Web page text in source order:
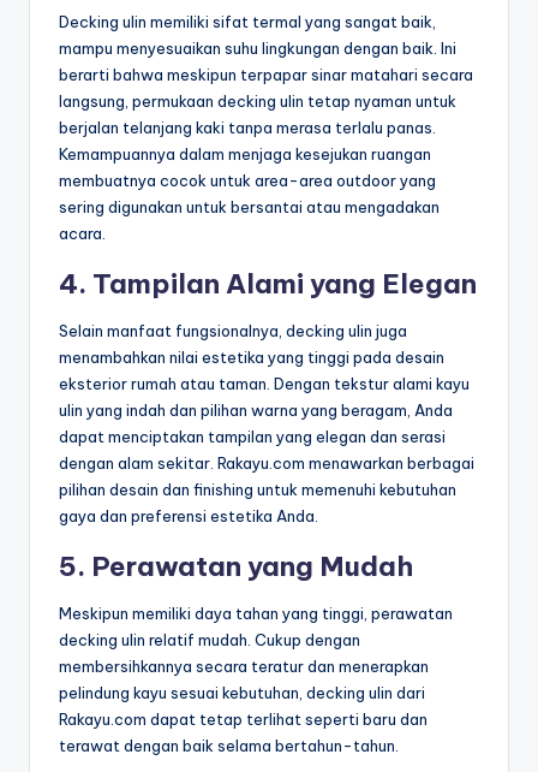
Decking ulin memiliki sifat termal yang sangat baik,
mampu menyesuaikan suhu lingkungan dengan baik. Ini
berarti bahwa meskipun terpapar sinar matahari secara
langsung, permukaan decking ulin tetap nyaman untuk
berjalan telanjang kaki tanpa merasa terlalu panas.
Kemampuannya dalam menjaga kesejukan ruangan
membuatnya cocok untuk area-area outdoor yang
sering digunakan untuk bersantai atau mengadakan
acara.
4. Tampilan Alami yang Elegan
Selain manfaat fungsionalnya, decking ulin juga
menambahkan nilai estetika yang tinggi pada desain
eksterior rumah atau taman. Dengan tekstur alami kayu
ulin yang indah dan pilihan warna yang beragam, Anda
dapat menciptakan tampilan yang elegan dan serasi
dengan alam sekitar. Rakayu.com menawarkan berbagai
pilihan desain dan finishing untuk memenuhi kebutuhan
gaya dan preferensi estetika Anda.
5. Perawatan yang Mudah
Meskipun memiliki daya tahan yang tinggi, perawatan
decking ulin relatif mudah. Cukup dengan
membersihkannya secara teratur dan menerapkan
pelindung kayu sesuai kebutuhan, decking ulin dari
Rakayu.com dapat tetap terlihat seperti baru dan
terawat dengan baik selama bertahun-tahun.